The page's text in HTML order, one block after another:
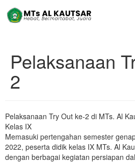
Pelaksanaan
2
Pelaksanaan Try Out ke-2 di MTs. Al
Kelas IX
Memasuki pertengahan semester
2022, peserta didik kelas IX MTs. Al
dengan berbagai kegiatan persiapan